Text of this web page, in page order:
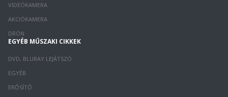
VIDEÓKAMERA
AKCIÓKAMERA
DRÓN
EGYÉB MŰSZAKI CIKKEK
DVD, BLURAY LEJÁTSZÓ
EGYÉB
ERŐSÍTŐ